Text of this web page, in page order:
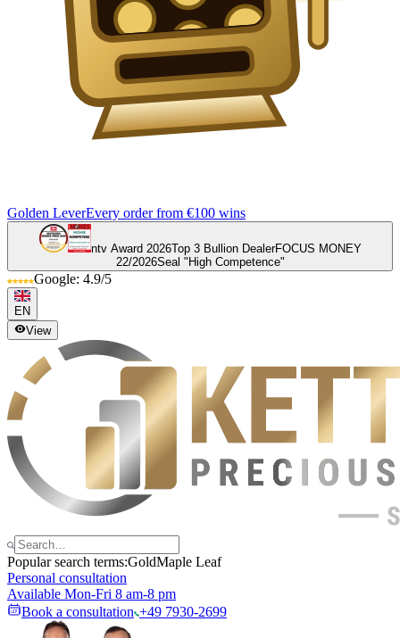
Golden LeverEvery order from €100 wins
ntv Award 2026Top 3 Bullion DealerFOCUS MONEY
22/2026Seal "High Competence"
Google: 4.9/5
EN
View
Popular search terms:GoldMaple Leaf
Personal consultation
Available Mon-Fri 8 am-8 pm
Book a consultation +49 7930-2699